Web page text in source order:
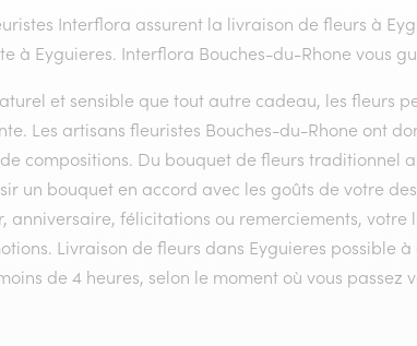
Interflora assurent la livraison de fleurs à
à Eyguieres. Interflora Bouches-du-Rhone vous
et sensible que tout autre cadeau, les fleurs
Les artisans fleuristes Bouches-du-Rhone ont
compositions. Du bouquet de fleurs traditionnel
un bouquet en accord avec les goûts de votre
anniversaire, félicitations ou remerciements,
Livraison de fleurs dans Eyguieres possible
de 4 heures, selon le moment où vous passez